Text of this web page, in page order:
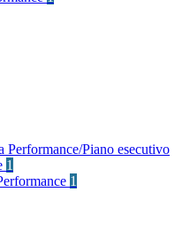
Performance/Piano esecutivo
1
1